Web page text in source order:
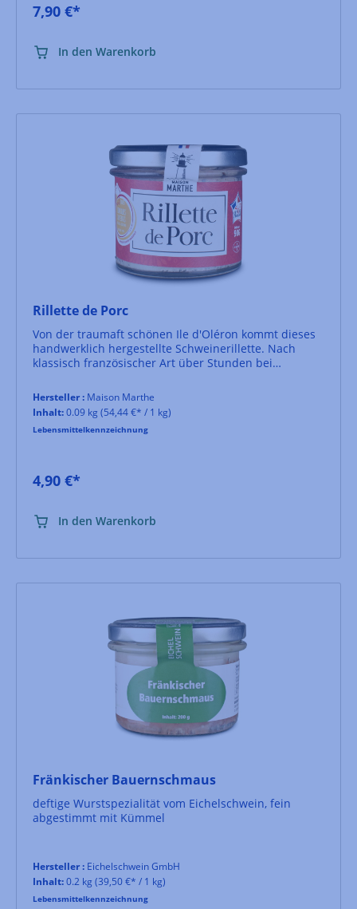
7,90 €*
In den Warenkorb
Rillette de Porc
Von der traumaft schönen Ile d'Oléron kommt dieses
handwerklich hergestellte Schweinerillette. Nach
klassisch französischer Art über Stunden bei
Landbrot.
Hersteller : Maison Marthe
Inhalt:0.09 kg (54,44 €* / 1 kg)
Lebensmittelkennzeichnung
4,90 €*
In den Warenkorb
Fränkischer Bauernschmaus
deftige Wurstspezialität vom Eichelschwein, fein
abgestimmt mit Kümmel
Hersteller : Eichelschwein GmbH
Inhalt:0.2 kg (39,50 €* / 1 kg)
Lebensmittelkennzeichnung